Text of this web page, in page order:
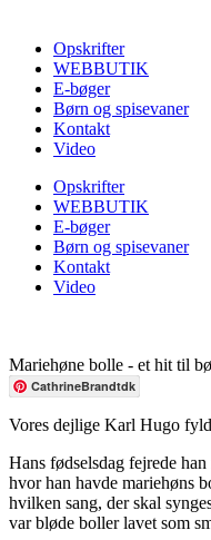
Opskrifter
WEBBUTIK
E-bøger
Børn og spisevaner
Kontakt
Video
Opskrifter
WEBBUTIK
E-bøger
Børn og spisevaner
Kontakt
Video
Mariehøne bolle - et hit til
CathrineBrandtdk
Vores dejlige Karl Hugo
Hans fødselsdag fejrede
hvor han havde mariehøns
hvilken sang, der skal
var bløde boller lavet som